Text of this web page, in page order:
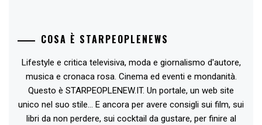
COSA È STARPEOPLENEWS
Lifestyle e critica televisiva, moda e giornalismo d'autore,
musica e cronaca rosa. Cinema ed eventi e mondanità.
Questo è STARPEOPLENEW.IT. Un portale, un web site
unico nel suo stile... E ancora per avere consigli sui film, sui
libri da non perdere, sui cocktail da gustare, per finire al